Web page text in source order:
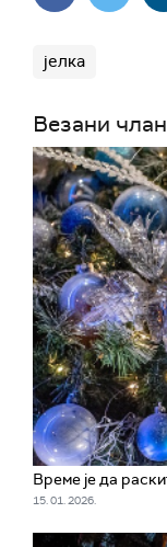
јелка
Везани
Време је да
15. 01. 2026.